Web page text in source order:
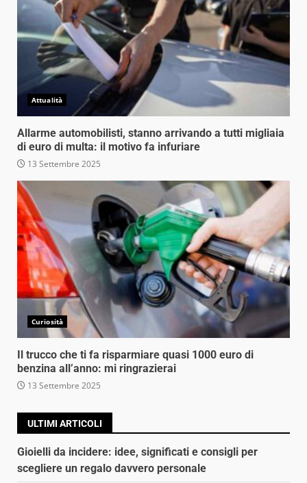
Attualità
Allarme automobilisti, stanno arrivando a tutti migliaia
di euro di multa: il motivo fa infuriare
13 Settembre 2025
Curiosità
Il trucco che ti fa risparmiare quasi 1000 euro di
benzina all’anno: mi ringrazierai
13 Settembre 2025
ULTIMI ARTICOLI
Gioielli da incidere: idee, significati e consigli per
scegliere un regalo davvero personale